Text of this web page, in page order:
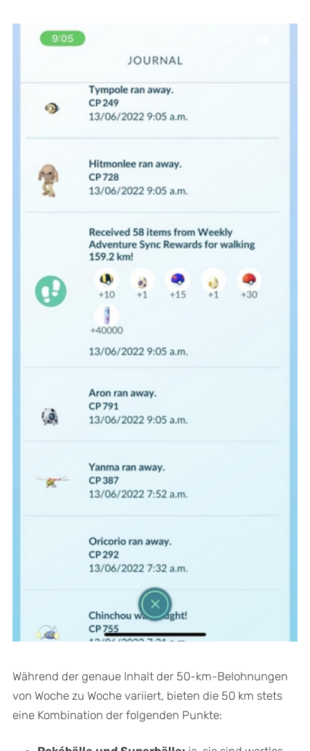
Während der genaue Inhalt der 50-km-Belohnungen
von Woche zu Woche variiert, bieten die 50 km stets
eine Kombination der folgenden Punkte: